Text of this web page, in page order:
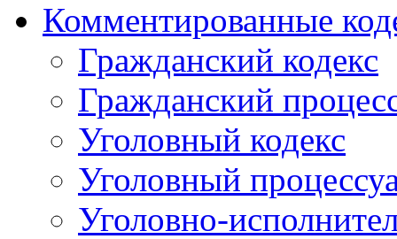
Комментированные
Гражданский кодекс
Гражданский
Уголовный кодекс
Уголовный
Уголовно-